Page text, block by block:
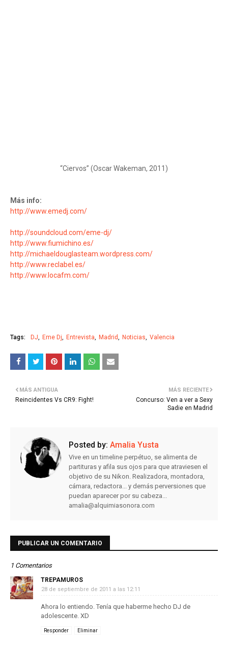
“Ciervos” (Oscar Wakeman, 2011)
Más info:
http://www.emedj.com/
http://soundcloud.com/eme-dj/
http://www.fiumichino.es/
http://michaeldouglasteam.wordpress.com/
http://www.reclabel.es/
http://www.locafm.com/
Tags: DJ Eme Dj Entrevista Madrid Noticias Valencia
MÁS RECIENTE
Concurso: Ven a ver a Sexy
Sadie en Madrid
MÁS ANTIGUA
Reincidentes Vs CR9: Fight!
Posted by: Amalia Yusta
Vive en un timeline perpétuo, se alimenta de
partituras y afila sus ojos para que atraviesen el
objetivo de su Nikon. Realizadora, montadora,
cámara, redactora... y demás perversiones que
puedan aparecer por su cabeza...
amalia@alquimiasonora.com
PUBLICAR UN COMENTARIO
1 Comentarios
TREPAMUROS
28 de septiembre de 2011 a las 12:11
Ahora lo entiendo. Tenía que haberme hecho DJ de
adolescente. XD
Responder Eliminar